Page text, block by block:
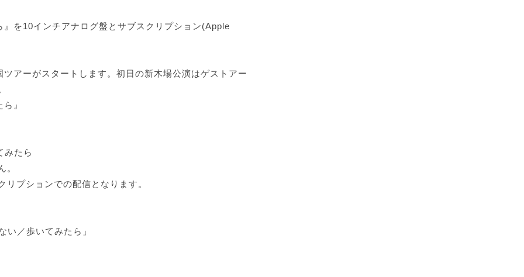
を10インチアナログ盤とサブスクリプション(Apple
ツアーがスタートします。初日の新木場公演はゲストアー
』
たら
。
プションでの配信となります。
／歩いてみたら」